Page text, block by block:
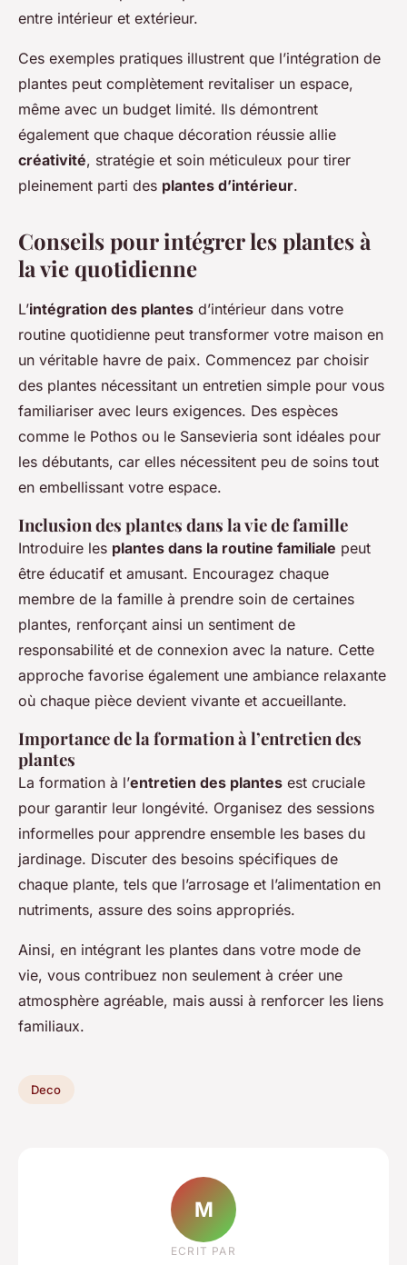
entre intérieur et extérieur.
Ces exemples pratiques illustrent que l’intégration de
plantes peut complètement revitaliser un espace,
même avec un budget limité. Ils démontrent
également que chaque décoration réussie allie
créativité, stratégie et soin méticuleux pour tirer
pleinement parti des plantes d’intérieur.
Conseils pour intégrer les plantes à
la vie quotidienne
L’intégration des plantes d’intérieur dans votre
routine quotidienne peut transformer votre maison en
un véritable havre de paix. Commencez par choisir
des plantes nécessitant un entretien simple pour vous
familiariser avec leurs exigences. Des espèces
comme le Pothos ou le Sansevieria sont idéales pour
les débutants, car elles nécessitent peu de soins tout
en embellissant votre espace.
Inclusion des plantes dans la vie de famille
Introduire les plantes dans la routine familiale peut
être éducatif et amusant. Encouragez chaque
membre de la famille à prendre soin de certaines
plantes, renforçant ainsi un sentiment de
responsabilité et de connexion avec la nature. Cette
approche favorise également une ambiance relaxante
où chaque pièce devient vivante et accueillante.
Importance de la formation à l’entretien des
plantes
La formation à l’entretien des plantes est cruciale
pour garantir leur longévité. Organisez des sessions
informelles pour apprendre ensemble les bases du
jardinage. Discuter des besoins spécifiques de
chaque plante, tels que l’arrosage et l’alimentation en
nutriments, assure des soins appropriés.
Ainsi, en intégrant les plantes dans votre mode de
vie, vous contribuez non seulement à créer une
atmosphère agréable, mais aussi à renforcer les liens
familiaux.
Deco
M
ECRIT PAR